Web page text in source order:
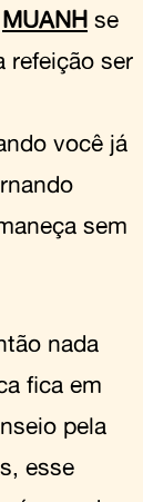
MUANH se
refeição ser
você já
sem
nada
fica em
pela
esse